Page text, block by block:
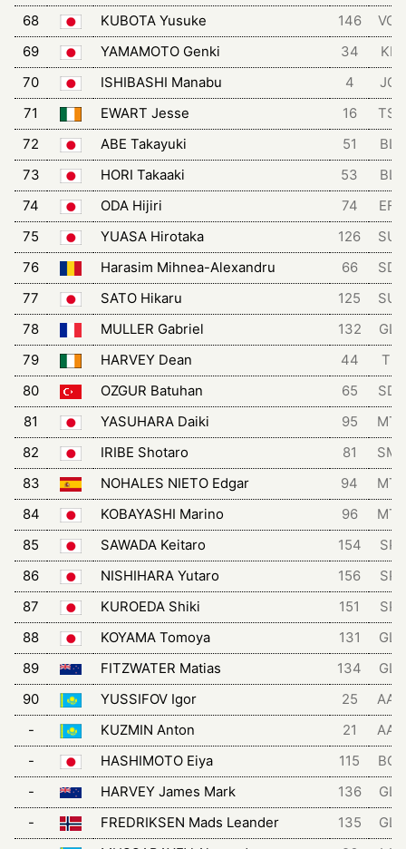
68
KUBOTA Yusuke 146
VCH
69
YAMAMOTO Genki 34
KIN
70
ISHIBASHI Manabu 4
JCL
71
EWART Jesse 16
TSG
72
ABE Takayuki 51
BLZ
73
HORI Takaaki 53
BLZ
74
ODA Hijiri 74
EFD
75
YUASA Hirotaka 126
SUN
76
Harasim Mihnea-Alexandru 66
SDO
77
SATO Hikaru 125
SUN
78
MULLER Gabriel 132
GLC
79
HARVEY Dean 44
TRI
80
OZGUR Batuhan 65
SDO
81
YASUHARA Daiki 95
MTR
82
IRIBE Shotaro 81
83
NOHALES NIETO Edgar 94
MTR
84
KOBAYASHI Marino 96
MTR
85
SAWADA Keitaro 154
SPA
86
NISHIHARA Yutaro 156
SPA
87
KUROEDA Shiki 151
SPA
88
KOYAMA Tomoya 131
GLC
89
FITZWATER Matias 134
GLC
90
YUSSIFOV Igor 25
AAM
-
KUZMIN Anton 21
AAM
-
HASHIMOTO Eiya 115
BGT
-
HARVEY James Mark 136
GLC
-
FREDRIKSEN Mads Leander 135
GLC